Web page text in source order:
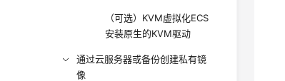
（可选）KVM虚拟化ECS
安装原生的KVM驱动
通过云服务器或备份创建私有镜
像